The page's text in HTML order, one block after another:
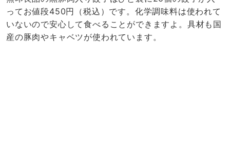
ってお値段450円（税込）です。化学調味料は使われて
いないので安心して食べることができますよ。具材も国
産の豚肉やキャベツが使われています。